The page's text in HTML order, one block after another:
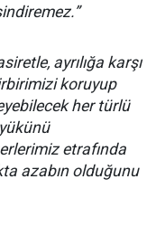
ayrılığa karşı
koruyup
her türlü
etrafında
azabın olduğunu